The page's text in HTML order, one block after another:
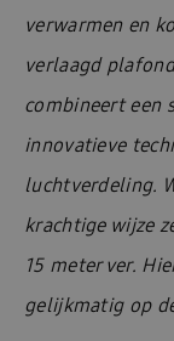
verwarmen en
verlaagd
combineert een
innovatieve
luchtverdeling.
krachtige wijze
15 meter ver.
gelijkmatig op